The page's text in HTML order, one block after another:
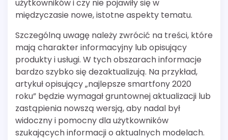
użytkowników i czy nie pojawiły się w
międzyczasie nowe, istotne aspekty tematu.
Szczególną uwagę należy zwrócić na treści, które
mają charakter informacyjny lub opisujący
produkty i usługi. W tych obszarach informacje
bardzo szybko się dezaktualizują. Na przykład,
artykuł opisujący „najlepsze smartfony 2020
roku” będzie wymagał gruntownej aktualizacji lub
zastąpienia nowszą wersją, aby nadal był
widoczny i pomocny dla użytkowników
szukających informacji o aktualnych modelach.